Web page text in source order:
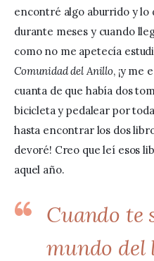
encontré algo aburrido y lo
durante meses y cuando
como no me apetecía
Comunidad del Anillo, ¡y me
cuanta de que había dos
bicicleta y pedalear por
hasta encontrar los dos
devoré! Creo que leí esos
aquel año.
Cuando te
mundo del